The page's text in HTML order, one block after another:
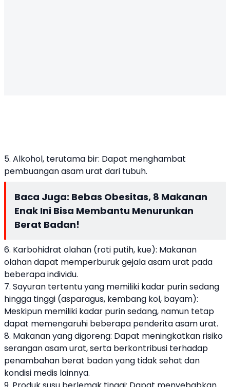
5. Alkohol, terutama bir: Dapat menghambat
pembuangan asam urat dari tubuh.
Baca Juga: Bebas Obesitas, 8 Makanan
Enak Ini Bisa Membantu Menurunkan
Berat Badan!
6. Karbohidrat olahan (roti putih, kue): Makanan
olahan dapat memperburuk gejala asam urat pada
beberapa individu.
7. Sayuran tertentu yang memiliki kadar purin sedang
hingga tinggi (asparagus, kembang kol, bayam):
Meskipun memiliki kadar purin sedang, namun tetap
dapat memengaruhi beberapa penderita asam urat.
8. Makanan yang digoreng: Dapat meningkatkan risiko
serangan asam urat, serta berkontribusi terhadap
penambahan berat badan yang tidak sehat dan
kondisi medis lainnya.